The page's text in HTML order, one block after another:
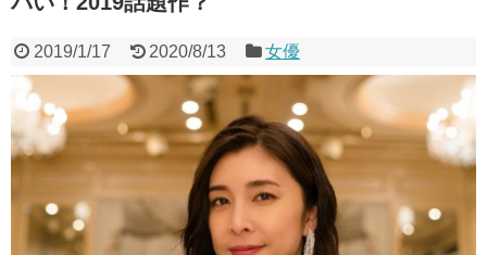
2019/1/17 2020/8/13 女優